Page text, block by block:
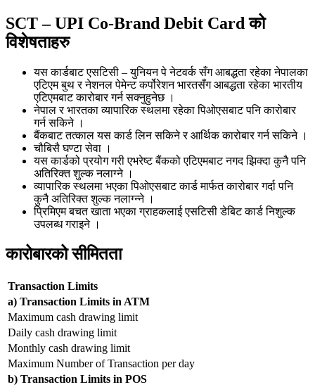
SCT – UPI Co-Brand Debit Card को
विशेषताहरु
यस कार्डबाट एसटिसी – युनियन पे नेटवर्क सँग आबद्धता रहेका नेपालका
एटिएम बुथ र नेशनल पेमेन्ट कर्पोरेशन भारतसँग आबद्धता रहेका भारतीय
एटिएमबाट कारोबार गर्न सक्नुहुनेछ ।
नेपाल र भारतका व्यापारिक स्थलमा रहेका पिओएसबाट पनि कारोबार
गर्न सकिने ।
बैंकबाट तत्काल यस कार्ड लिन सकिने र आर्थिक कारोबार गर्न सकिने ।
चौबिसै घण्टा सेवा ।
यस कार्डको प्रयोग गरी एभरेष्ट बैंकको एटिएमबाट नगद झिक्दा कुनै पनि
अतिरिक्त शुल्क नलाग्ने ।
व्यापारिक स्थलमा भएका पिओएसबाट कार्ड मार्फत कारोबार गर्दा पनि
कुनै अतिरिक्त शुल्क नलाग्न्ने ।
प्रिमिएम बचत खाता भएका ग्राहकलाई एसटिसी डेबिट कार्ड निशुल्क
उपलब्ध गराइने ।
कारोबारको सीमितता
Transaction Limits
a) Transaction Limits in ATM
Maximum cash drawing limit
Daily cash drawing limit
Monthly cash drawing limit
Maximum Number of Transaction per day
b) Transaction Limits in POS